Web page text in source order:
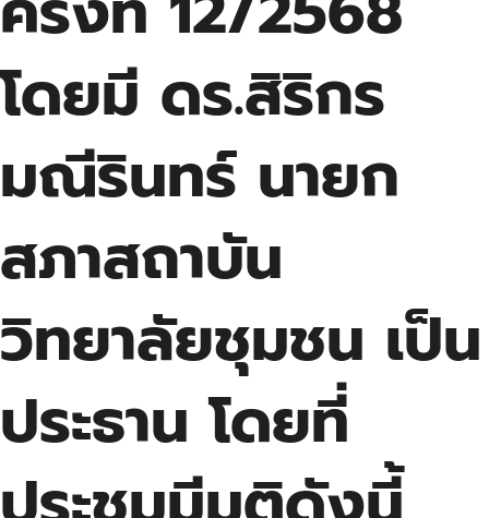
โดยมี ดร.สิริกร
มณีรินทร์ นายก
สภาสถาบัน
วิทยาลัยชุมชน เป็น
ประธาน โดยที่